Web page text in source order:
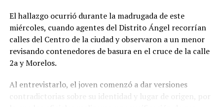
El hallazgo ocurrió durante la madrugada de este
miércoles, cuando agentes del Distrito Ángel recorrían
calles del Centro de la ciudad y observaron a un menor
revisando contenedores de basura en el cruce de la calle
2a y Morelos.
Al entrevistarlo, el joven comenzó a dar versiones
contradictorias sobre su identidad y lugar de origen, por